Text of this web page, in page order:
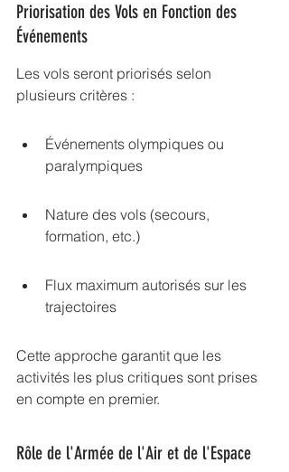
Priorisation des Vols en Fonction des
Événements
Les vols seront priorisés selon
plusieurs critères :
Événements olympiques ou
paralympiques
Nature des vols (secours,
formation, etc.)
Flux maximum autorisés sur les
trajectoires
Cette approche garantit que les
activités les plus critiques sont prises
en compte en premier.
Rôle de l'Armée de l'Air et de l'Espace